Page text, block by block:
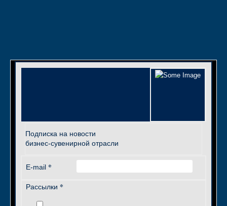
Подписка на новости
бизнес-сувенирной отрасли
E-mail *
Рассылки *